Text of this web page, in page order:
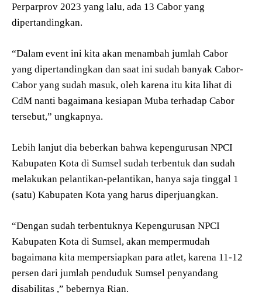
Perparprov 2023 yang lalu, ada 13 Cabor yang
dipertandingkan.
“Dalam event ini kita akan menambah jumlah Cabor
yang dipertandingkan dan saat ini sudah banyak Cabor-
Cabor yang sudah masuk, oleh karena itu kita lihat di
CdM nanti bagaimana kesiapan Muba terhadap Cabor
tersebut,” ungkapnya.
Lebih lanjut dia beberkan bahwa kepengurusan NPCI
Kabupaten Kota di Sumsel sudah terbentuk dan sudah
melakukan pelantikan-pelantikan, hanya saja tinggal 1
(satu) Kabupaten Kota yang harus diperjuangkan.
“Dengan sudah terbentuknya Kepengurusan NPCI
Kabupaten Kota di Sumsel, akan mempermudah
bagaimana kita mempersiapkan para atlet, karena 11-12
persen dari jumlah penduduk Sumsel penyandang
disabilitas ,” bebernya Rian.